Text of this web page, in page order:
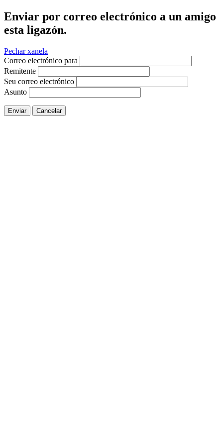
Enviar por correo electrónico a un amigo
esta ligazón.
Pechar xanela
Correo electrónico para
Remitente
Seu correo electrónico
Asunto
Enviar Cancelar